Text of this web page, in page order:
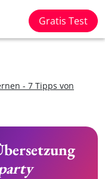
Gratis Test
- 7 Tipps von